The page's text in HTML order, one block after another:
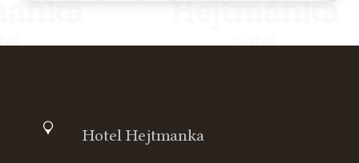
Hotel Hejtmanka